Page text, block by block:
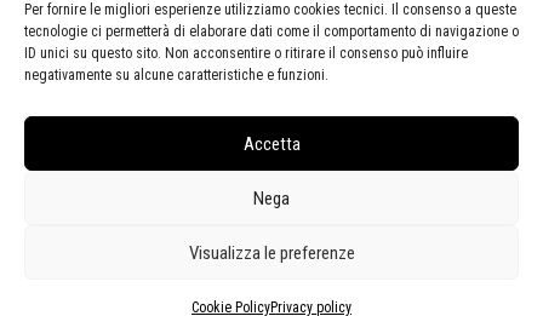
Per fornire le migliori esperienze utilizziamo cookies tecnici. Il consenso a queste
tecnologie ci permetterà di elaborare dati come il comportamento di navigazione o
ID unici su questo sito. Non acconsentire o ritirare il consenso può influire
negativamente su alcune caratteristiche e funzioni.
Accetta
Nega
Visualizza le preferenze
Cookie PolicyPrivacy policy
Email:gamc@comune.viareggio.lu.it
Segnalazione di inaccessibilità